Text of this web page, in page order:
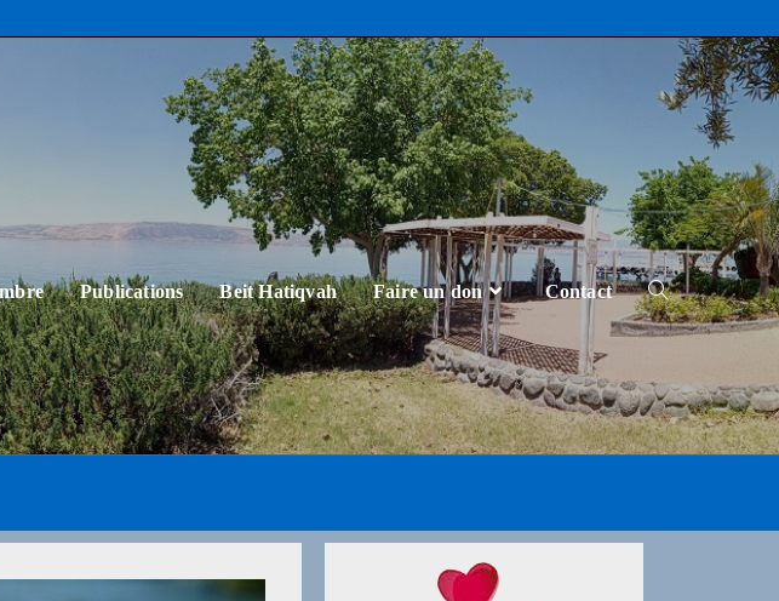
Publications Beit Hatiqvah Faire un don Contact